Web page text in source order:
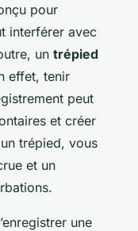
pour
interférer avec
un trépied
effet, tenir
peut
et créer
trépied, vous
et un
une